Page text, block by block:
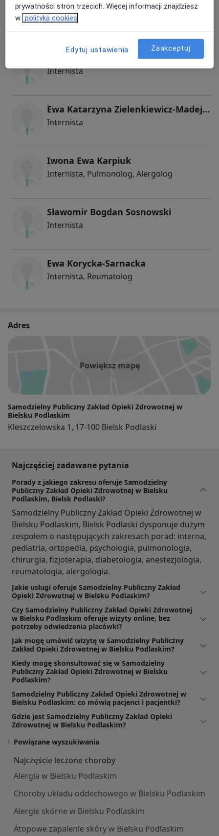
Internista
Ewa Wyrkowska-Hapunowicz
Internista
Ewa Katarzyna Zielenkiewicz-Madejska
Internista
Iwona Ewa Karpiuk
Internista, Pulmonolog, Alergolog
Sławomir Bogdan Sosnowski
Internista
Ewa Korycka-Sarnacka
Internista, Reumatolog
Adres
Powiększ mapę
Samodzielny Publiczny Zakład Opieki Zdrowotnej w
Bielsku Podlaskim
Kleszczelowska 1, 17-100 Bielsk Podlaski
Najczęściej zadawane pytania
Porady z jakiego zakresu oferuje Samodzielny
Publiczny Zakład Opieki Zdrowotnej w Bielsku
Podlaskim, Bielsk Podlaski?
Samodzielny Publiczny Zakład Opieki Zdrowotnej w
Bielsku Podlaskim, Bielsk Podlaski dysponuje dużym
zespołem o następujących zakresach porad: interna,
pediatria, ortopedia, psychologia, pulmonologia,
chirurgia, fizjoterapia, diabetologia, anestezjologia,
reumatologia, alergologia.
Jakie usługi oferuje Samodzielny Publiczny Zakład
Opieki Zdrowotnej w Bielsku Podlaskim?
Czy Samodzielny Publiczny Zakład Opieki Zdrowotnej
w Bielsku Podlaskim oferuje wizyty online, bez
potrzeby odwiedzenia placówki?
Jak mogę umówić wizytę w Samodzielny Publiczny
Zakład Opieki Zdrowotnej w Bielsku Podlaskim?
Kiedy mogę skonsultować się w Samodzielny
Publiczny Zakład Opieki Zdrowotnej w Bielsku
Podlaskim?
Samodzielny Publiczny Zakład Opieki Zdrowotnej w
Bielsku Podlaskim: co mówią pacjenci i pacjentki?
Gdzie jest Samodzielny Publiczny Zakład Opieki
Zdrowotnej w Bielsku Podlaskim?
Powiązane wyszukiwania
Najczęście leczone choroby
Alergia w Bielsku Podlaskim
Choroby układu oddechowego w Bielsku Podlaskim
Alergie skórne w Bielsku Podlaskim
Atopowe zapalenie skóry w Bielsku Podlaskim
prywatności stron trzecich. Więcej informacji znajdziesz
w polityka cookies
Edytuj ustawienia Zaakceptuj